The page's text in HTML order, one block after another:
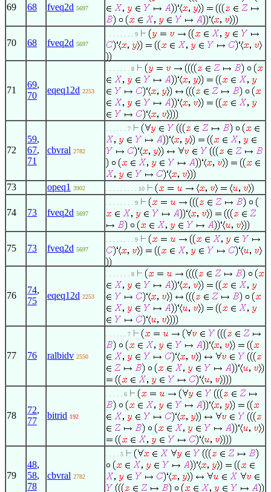
69 68 fveq2d 5697
70 68 fveq2d 5697
. . . . . . . . 9
71
69,
70
eqeq12d 2253
. . . . . . . 8
72
59,
67,
71
cbvral 2782
. . . . . . 7
73 opeq1 3902 . . . . . . . . . 10
74 73 fveq2d 5697
. . . . . . . . 9
75 73 fveq2d 5697
. . . . . . . . 9
76
74,
75
eqeq12d 2253
. . . . . . . 8
77 76 ralbidv 2550
. . . . . . 7
78
72,
77
bitrid 192
. . . . . 6
79
48,
58,
78
cbvral 2782
. . . . 5